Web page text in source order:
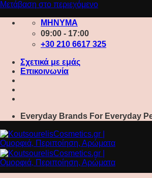
Μετάβαση στο περιεχόμενο
ΜΗΝΥΜΑ
09:00 - 17:00
+30 210 6617 325
Σχετικά με εμάς
Επικοινωνία
Everyday Brands For Everyday